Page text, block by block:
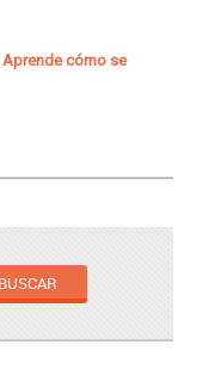
Aprende cómo se